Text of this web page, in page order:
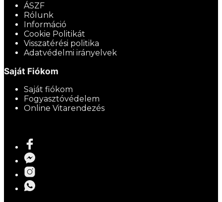
ÁSZF
Rólunk
Információ
Cookie Politikát
Visszatérési politika
Adatvédelmi irányelvek
Saját Fiókom
Saját fiókom
Fogyasztóvédelem
Online Vitarendezés